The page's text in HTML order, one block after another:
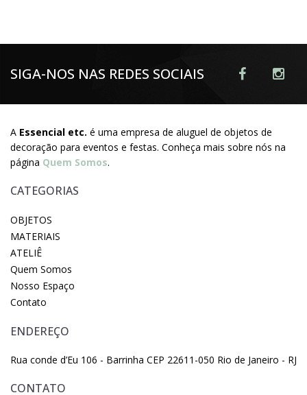
SIGA-NOS NAS REDES SOCIAIS
A Essencial etc. é uma empresa de aluguel de objetos de
decoração para eventos e festas. Conheça mais sobre nós na
página Quem Somos.
CATEGORIAS
OBJETOS
MATERIAIS
ATELIÊ
Quem Somos
Nosso Espaço
Contato
ENDEREÇO
Rua conde d’Eu 106 - Barrinha CEP 22611-050 Rio de Janeiro - RJ
CONTATO